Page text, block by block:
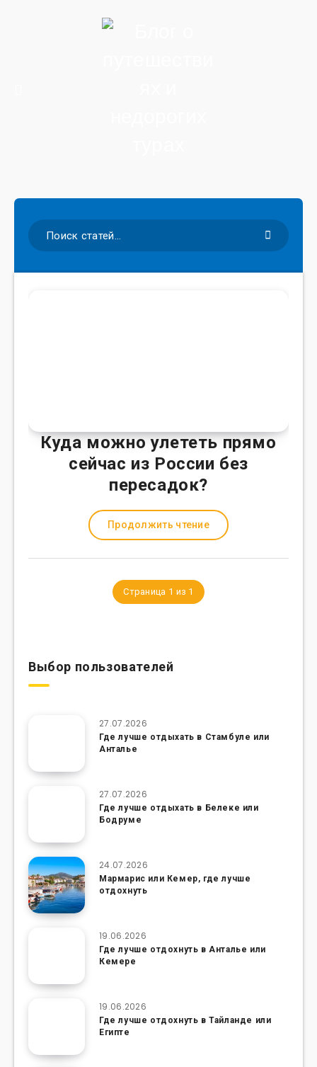
Куда можно улететь прямо
сейчас из России без
пересадок?
Продолжить чтение
Страница 1 из 1
Выбор пользователей
27.07.2026
Где лучше отдыхать в Стамбуле или
Анталье
27.07.2026
Где лучше отдыхать в Белеке или
Бодруме
24.07.2026
Мармарис или Кемер, где лучше
отдохнуть
19.06.2026
Где лучше отдохнуть в Анталье или
Кемере
19.06.2026
Где лучше отдохнуть в Тайланде или
Египте